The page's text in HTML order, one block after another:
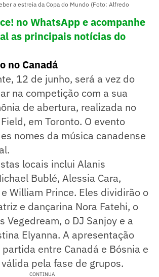
a estreia da Copa do Mundo (Foto: Alfredo
no WhatsApp e acompanhe
as principais notícias do
no Canadá
12 de junho, será a vez do
na competição com a sua
de abertura, realizada no
em Toronto. O evento
nomes da música canadense
locais inclui Alanis
Bublé, Alessia Cara,
William Prince. Eles dividirão o
e dançarina Nora Fatehi, o
Vegedream, o DJ Sanjoy e a
Elyanna. A apresentação
entre Canadá e Bósnia e
pela fase de grupos.
CONTINUA